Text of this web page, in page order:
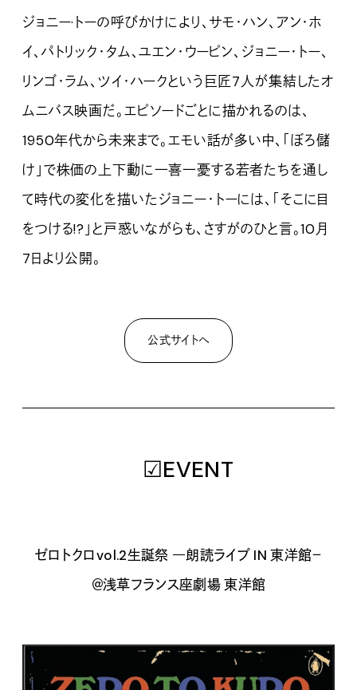
ジョニー·トーの呼びかけにより、サモ・ハン、アン・ホ
イ、パトリック・タム、ユエン・ウーピン、ジョニー・トー、
リンゴ・ラム、ツイ・ハークという巨匠7人が集結したオ
ムニバス映画だ。エピソードごとに描かれるのは、
1950年代から未来まで。エモい話が多い中、「ぼろ儲
け」で株価の上下動に一喜一憂する若者たちを通し
て時代の変化を描いたジョニー・トーには、「そこに目
をつける!?」と戸惑いながらも、さすがのひと言。10月
7日より公開。
公式サイトへ
☑EVENT
ゼロトクロvol.2生誕祭 ―朗読ライブ IN 東洋館－
＠浅草フランス座劇場 東洋館